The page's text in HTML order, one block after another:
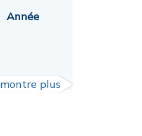
Année
montre plus